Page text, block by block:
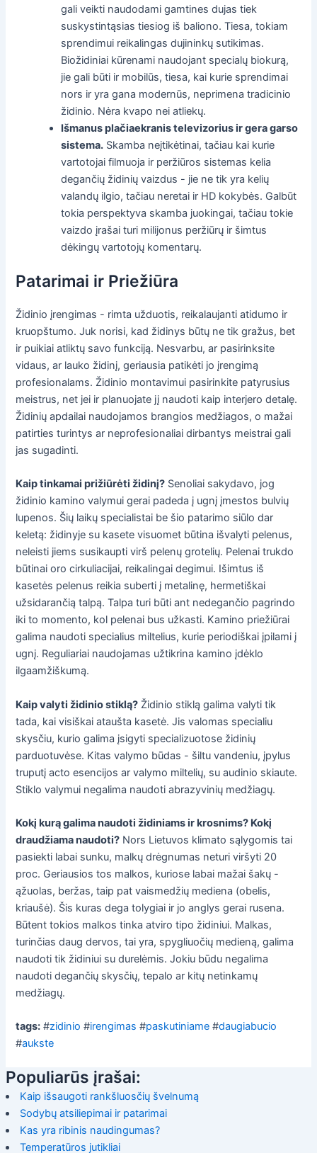
gali veikti naudodami gamtines dujas tiek
suskystintąsias tiesiog iš baliono. Tiesa, tokiam
sprendimui reikalingas dujininkų sutikimas.
Biožidiniai kūrenami naudojant specialų biokurą,
jie gali būti ir mobilūs, tiesa, kai kurie sprendimai
nors ir yra gana modernūs, neprimena tradicinio
židinio. Nėra kvapo nei atliekų.
Išmanus plačiaekranis televizorius ir gera garso
sistema. Skamba neįtikėtinai, tačiau kai kurie
vartotojai filmuoja ir peržiūros sistemas kelia
degančių židinių vaizdus - jie ne tik yra kelių
valandų ilgio, tačiau neretai ir HD kokybės. Galbūt
tokia perspektyva skamba juokingai, tačiau tokie
vaizdo įrašai turi milijonus peržiūrų ir šimtus
dėkingų vartotojų komentarų.
Patarimai ir Priežiūra
Židinio įrengimas - rimta užduotis, reikalaujanti atidumo ir
kruopštumo. Juk norisi, kad židinys būtų ne tik gražus, bet
ir puikiai atliktų savo funkciją. Nesvarbu, ar pasirinksite
vidaus, ar lauko židinį, geriausia patikėti jo įrengimą
profesionalams. Židinio montavimui pasirinkite patyrusius
meistrus, net jei ir planuojate jį naudoti kaip interjero detalę.
Židinių apdailai naudojamos brangios medžiagos, o mažai
patirties turintys ar neprofesionaliai dirbantys meistrai gali
jas sugadinti.
Kaip tinkamai prižiūrėti židinį? Senoliai sakydavo, jog
židinio kamino valymui gerai padeda į ugnį įmestos bulvių
lupenos. Šių laikų specialistai be šio patarimo siūlo dar
keletą: židinyje su kasete visuomet būtina išvalyti pelenus,
neleisti jiems susikaupti virš pelenų grotelių. Pelenai trukdo
būtinai oro cirkuliacijai, reikalingai degimui. Išimtus iš
kasetės pelenus reikia suberti į metalinę, hermetiškai
užsidarančią talpą. Talpa turi būti ant nedegančio pagrindo
iki to momento, kol pelenai bus užkasti. Kamino priežiūrai
galima naudoti specialius miltelius, kurie periodiškai įpilami į
ugnį. Reguliariai naudojamas užtikrina kamino įdėklo
ilgaamžiškumą.
Kaip valyti židinio stiklą? Židinio stiklą galima valyti tik
tada, kai visiškai ataušta kasetė. Jis valomas specialiu
skysčiu, kurio galima įsigyti specializuotose židinių
parduotuvėse. Kitas valymo būdas - šiltu vandeniu, įpylus
truputį acto esencijos ar valymo miltelių, su audinio skiaute.
Stiklo valymui negalima naudoti abrazyvinių medžiagų.
Kokį kurą galima naudoti židiniams ir krosnims? Kokį
draudžiama naudoti? Nors Lietuvos klimato sąlygomis tai
pasiekti labai sunku, malkų drėgnumas neturi viršyti 20
proc. Geriausios tos malkos, kuriose labai mažai šakų -
ąžuolas, beržas, taip pat vaismedžių mediena (obelis,
kriaušė). Šis kuras dega tolygiai ir jo anglys gerai rusena.
Būtent tokios malkos tinka atviro tipo židiniui. Malkas,
turinčias daug dervos, tai yra, spygliuočių medieną, galima
naudoti tik židiniui su durelėmis. Jokiu būdu negalima
naudoti degančių skysčių, tepalo ar kitų netinkamų
medžiagų.
tags: #zidinio #irengimas #paskutiniame #daugiabucio
#aukste
Populiarūs įrašai:
Kaip išsaugoti rankšluosčių švelnumą
Sodybų atsiliepimai ir patarimai
Kas yra ribinis naudingumas?
Temperatūros jutikliai